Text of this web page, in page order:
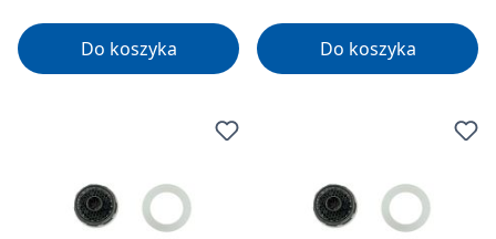
Do koszyka Do koszyka